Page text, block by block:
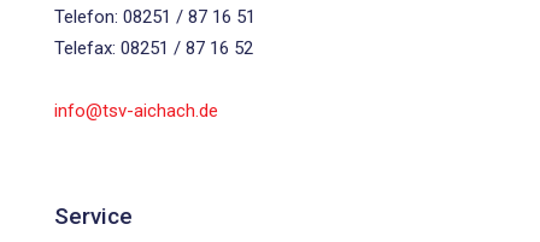
Telefon: 08251 / 87 16 51
Telefax: 08251 / 87 16 52
info@tsv-aichach.de
Service